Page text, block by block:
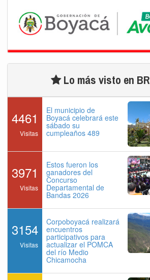
Lo más visto en BR
4461
Visitas
El municipio de
Boyacá celebrará este
sábado su
cumpleaños 489
3971
Visitas
Estos fueron los
ganadores del
Concurso
Departamental de
Bandas 2026
3154
Visitas
Corpoboyacá realizará
encuentros
participativos para
actualizar el POMCA
del río Medio
Chicamocha